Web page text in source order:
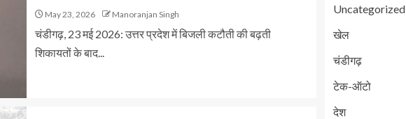
May 23, 2026 Manoranjan Singh
चंडीगढ़, 23 मई 2026: उत्तर प्रदेश में बिजली कटौती की बढ़ती
शिकायतों के बाद...
Uncategorized
खेल
चंडीगढ़
टेक-ऑटो
देश